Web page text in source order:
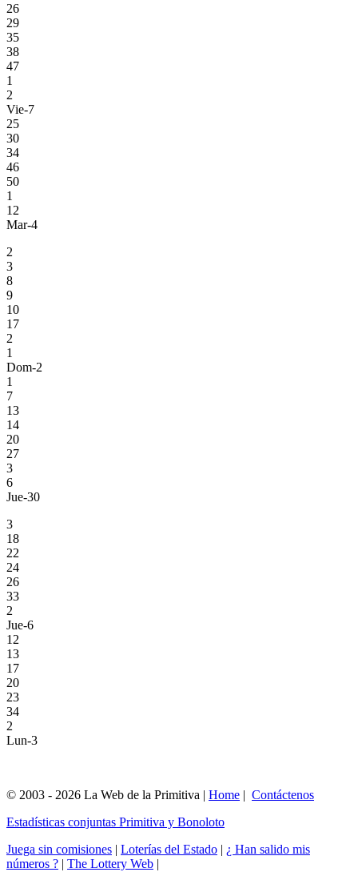
26
29
35
38
47
1
2
Vie-7
25
30
34
46
50
1
12
Mar-4
2
3
8
9
10
17
2
1
Dom-2
1
7
13
14
20
27
3
6
Jue-30
3
18
22
24
26
33
2
Jue-6
12
13
17
20
23
34
2
Lun-3
© 2003 - 2026 La Web de la Primitiva | Home | Contáctenos
Estadísticas conjuntas Primitiva y Bonoloto
Juega sin comisiones | Loterías del Estado | ¿ Han salido mis
números ? | The Lottery Web |